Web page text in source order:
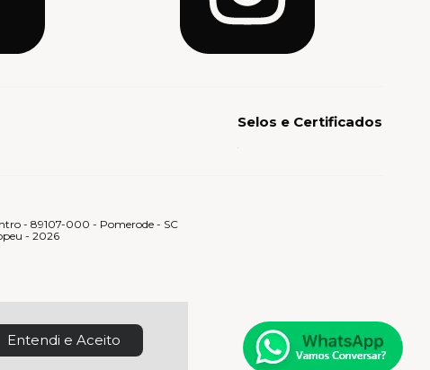
Entendi e Aceito
Selos e Certificados
- 89107-000 - Pomerode - SC
- 2026